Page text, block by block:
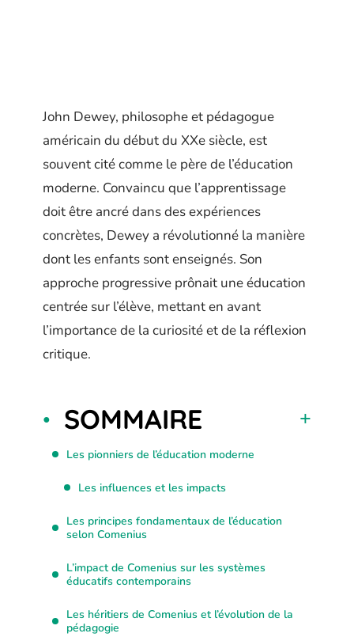
John Dewey, philosophe et pédagogue
américain du début du XXe siècle, est
souvent cité comme le père de l’éducation
moderne. Convaincu que l’apprentissage
doit être ancré dans des expériences
concrètes, Dewey a révolutionné la manière
dont les enfants sont enseignés. Son
approche progressive prônait une éducation
centrée sur l’élève, mettant en avant
l’importance de la curiosité et de la réflexion
critique.
SOMMAIRE
Les pionniers de l’éducation moderne
Les influences et les impacts
Les principes fondamentaux de l’éducation
selon Comenius
L’impact de Comenius sur les systèmes
éducatifs contemporains
Les héritiers de Comenius et l’évolution de la
pédagogie